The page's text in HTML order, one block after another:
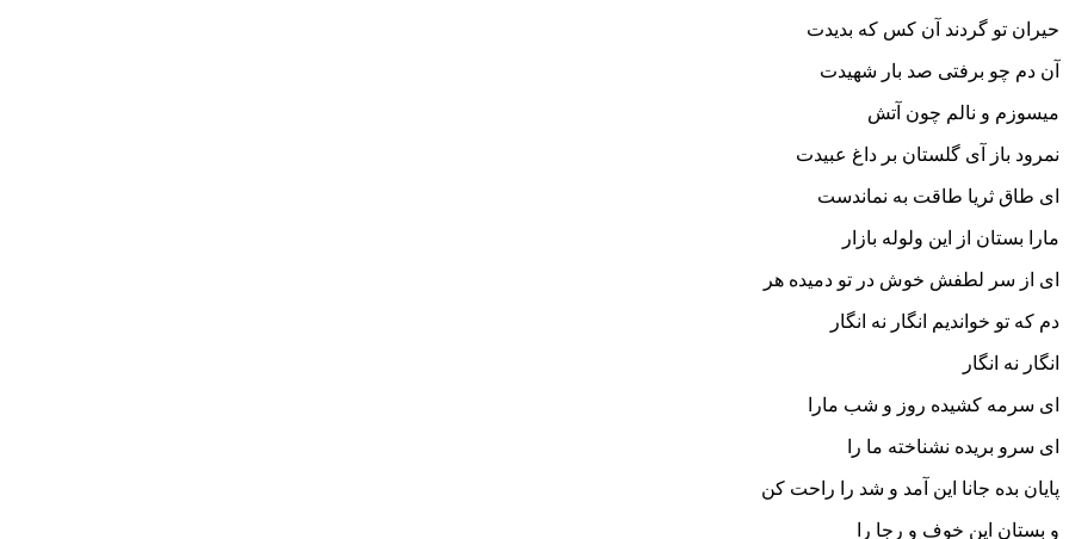
حیران تو گردند آن کس که بدیدت
آن دم چو برفتی صد بار شهیدت
میسوزم و نالم چون آتش
نمرود باز آی گلستان بر داغ عبیدت
ای طاق ثریا طاقت به نماندست
مارا بستان از این ولوله بازار
ای از سر لطفش خوش در تو دمیده هر
دم که تو خواندیم انگار نه انگار
انگار نه انگار
ای سرمه کشیده روز و شب مارا
ای سرو بریده نشناخته ما را
پایان بده جانا این آمد و شد را راحت کن
و بستان این خوف و رجا را